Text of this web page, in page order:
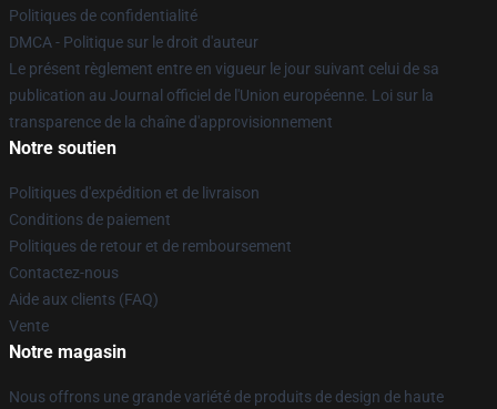
Politiques de confidentialité
DMCA - Politique sur le droit d'auteur
Le présent règlement entre en vigueur le jour suivant celui de sa
publication au Journal officiel de l'Union européenne. Loi sur la
transparence de la chaîne d'approvisionnement
Notre soutien
Politiques d'expédition et de livraison
Conditions de paiement
Politiques de retour et de remboursement
Contactez-nous
Aide aux clients (FAQ)
Vente
Notre magasin
Nous offrons une grande variété de produits de design de haute